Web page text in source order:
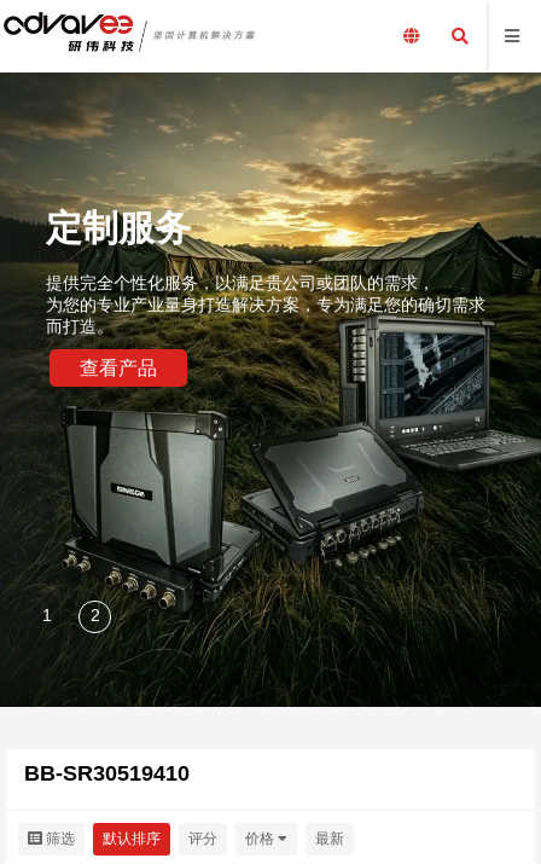
定制服务
提供完全个性化服务，以满足贵公司或团队的需求，
为您的专业产业量身打造解决方案，专为满足您的确切需求
而打造。
查看产品
BB-SR30519410
筛选 默认排序 评分 价格 最新